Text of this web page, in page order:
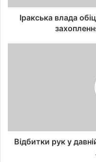
Іракська влада
Відбитки рук у